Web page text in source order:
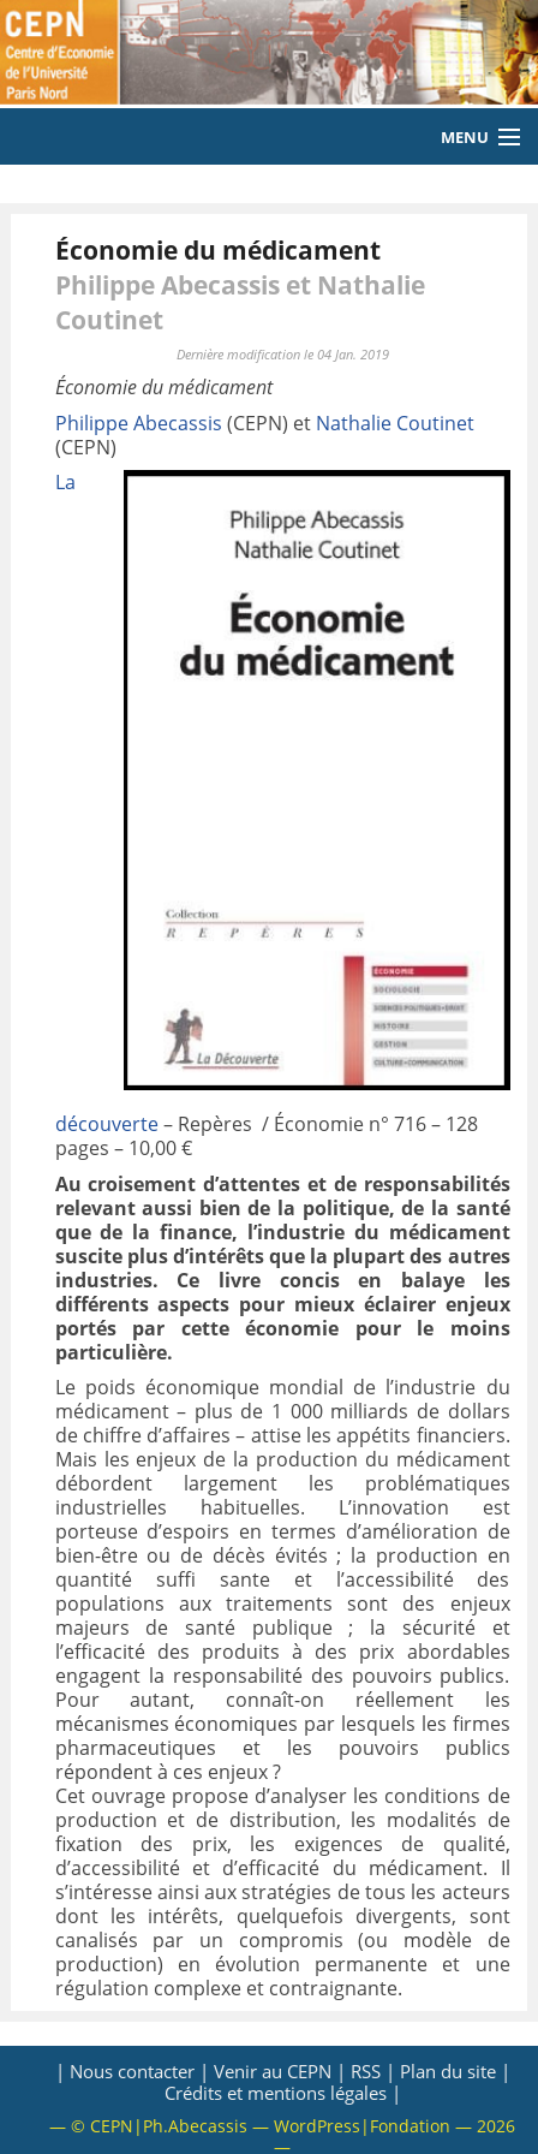
MENU
LE LABORATOIRE
MEMBRES
EVENEMENTS
Économie du médicament
Philippe Abecassis et Nathalie
Coutinet
Dernière modification le 04 Jan. 2019
Économie du médicament
Philippe Abecassis (CEPN) et Nathalie Coutinet
(CEPN)
La
découverte– Repères / Économie n° 716 – 128
pages – 10,00 €
Au croisement d’attentes et de responsabilités
relevant aussi bien de la politique, de la santé
que de la finance, l’industrie du médicament
suscite plus d’intérêts que la plupart des autres
industries. Ce livre concis en balaye les
différents aspects pour mieux éclairer enjeux
portés par cette économie pour le moins
particulière.
Le poids économique mondial de l’industrie du
médicament – plus de 1 000 milliards de dollars
de chiffre d’affaires – attise les appétits financiers.
Mais les enjeux de la production du médicament
débordent largement les problématiques
industrielles habituelles. L’innovation est
porteuse d’espoirs en termes d’amélioration de
bien-être ou de décès évités ; la production en
quantité suffi sante et l’accessibilité des
populations aux traitements sont des enjeux
majeurs de santé publique ; la sécurité et
l’efficacité des produits à des prix abordables
engagent la responsabilité des pouvoirs publics.
Pour autant, connaît-on réellement les
mécanismes économiques par lesquels les firmes
pharmaceutiques et les pouvoirs publics
répondent à ces enjeux ?
Cet ouvrage propose d’analyser les conditions de
production et de distribution, les modalités de
fixation des prix, les exigences de qualité,
d’accessibilité et d’efficacité du médicament. Il
s’intéresse ainsi aux stratégies de tous les acteurs
dont les intérêts, quelquefois divergents, sont
canalisés par un compromis (ou modèle de
production) en évolution permanente et une
régulation complexe et contraignante.
| Nous contacter | Venir au CEPN | RSS | Plan du site |
Crédits et mentions légales |
— © CEPN|Ph.Abecassis — WordPress|Fondation — 2026
—